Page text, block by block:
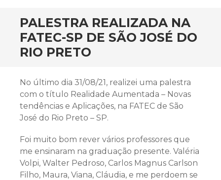
PALESTRA REALIZADA NA
FATEC-SP DE SÃO JOSÉ DO
RIO PRETO
No último dia 31/08/21, realizei uma palestra
com o título Realidade Aumentada – Novas
tendências e Aplicações, na FATEC de São
José do Rio Preto – SP.
Foi muito bom rever vários professores que
me ensinaram na graduação presente. Valéria
Volpi, Walter Pedroso, Carlos Magnus Carlson
Filho, Maura, Viana, Cláudia, e me perdoem se